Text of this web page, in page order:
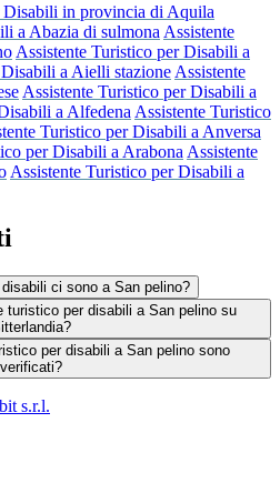
Disabili in provincia di Aquila
a Abazia di sulmona Assistente
Assistente Turistico per Disabili a
a Aielli stazione Assistente
Assistente Turistico per Disabili a
a Alfedena Assistente Turistico
Turistico per Disabili a Anversa
per Disabili a Arabona Assistente
Assistente Turistico per Disabili a
ci sono a San pelino?
turistico per disabili a San pelino su
per disabili a San pelino sono
verificati?
s.r.l.